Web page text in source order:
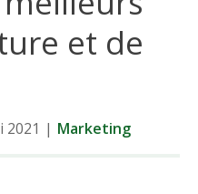
et de
2021 | Marketing